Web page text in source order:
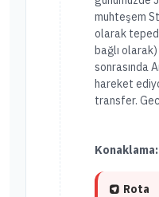
muhteşem
olarak
bağlı
sonrasında
hareket
transfer.
Konaklama:
Rota